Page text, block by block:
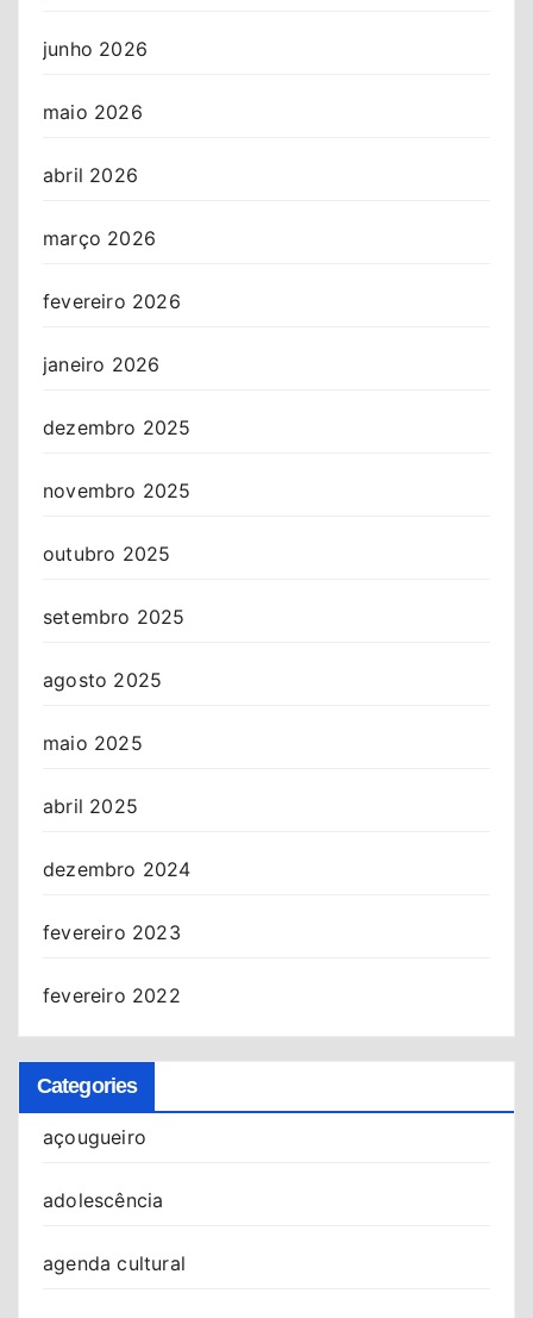
junho 2026
maio 2026
abril 2026
março 2026
fevereiro 2026
janeiro 2026
dezembro 2025
novembro 2025
outubro 2025
setembro 2025
agosto 2025
maio 2025
abril 2025
dezembro 2024
fevereiro 2023
fevereiro 2022
Categories
açougueiro
adolescência
agenda cultural